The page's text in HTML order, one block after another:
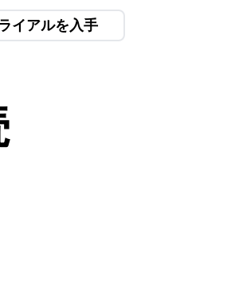
イアルを入手